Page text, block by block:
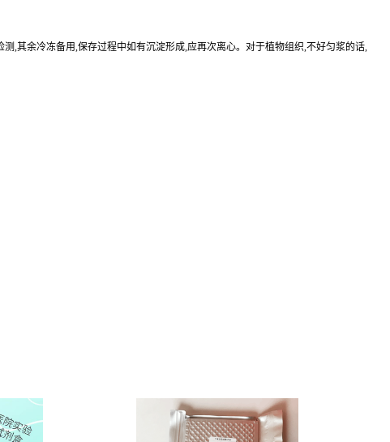
,其余冷冻备用,保存过程中如有沉淀形成,应再次离心。对于植物组织,不好匀浆的话,